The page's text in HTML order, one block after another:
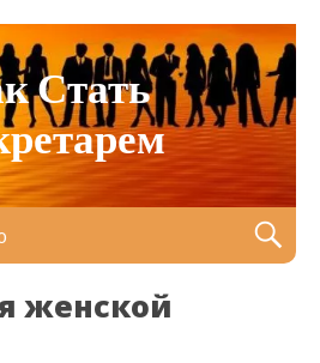
Стать
женской